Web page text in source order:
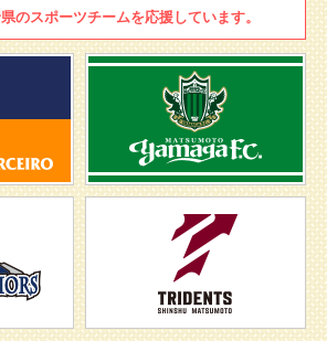
のスポーツチームを応援しています。